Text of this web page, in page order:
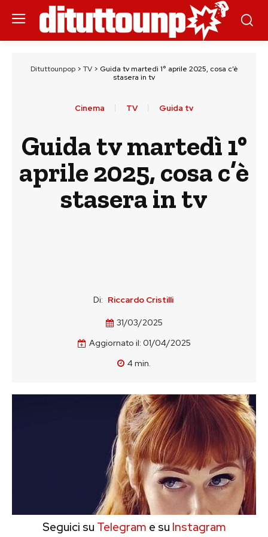
Dituttounpop> TV> Guida tv martedì 1° aprile 2025, cosa c’è
stasera in tv
Cinema TV Guida tv
Guida tv martedì 1°
aprile 2025, cosa c’è
stasera in tv
Di: Riccardo Cristilli
31/03/2025
Aggiornato il: 01/04/2025
4min.
Seguici su Telegram e su Instagram